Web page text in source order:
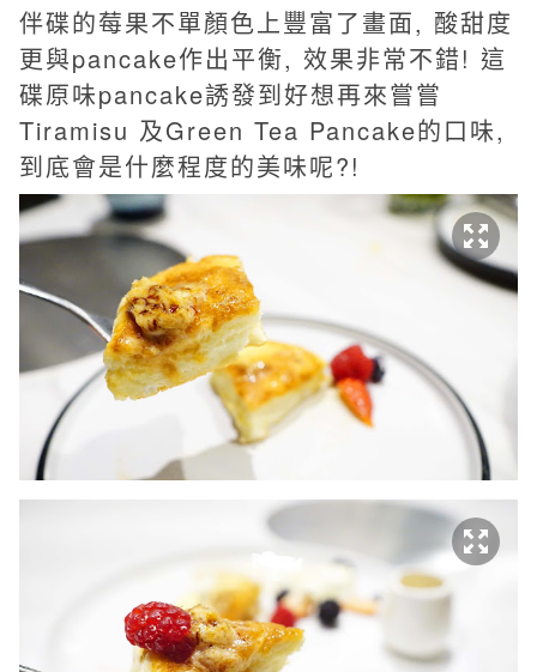
伴碟的莓果不單顏色上豐富了畫面, 酸甜度
更與pancake作出平衡, 效果非常不錯! 這
碟原味pancake誘發到好想再來嘗嘗
Tiramisu 及Green Tea Pancake的口味,
到底會是什麼程度的美味呢?!